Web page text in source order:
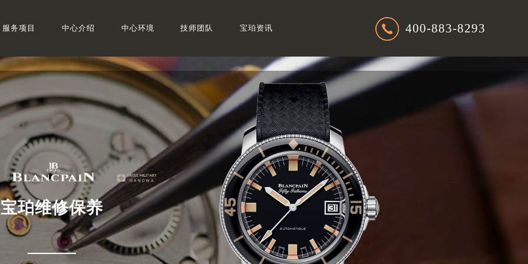
服务项目 中心介绍 中心环境 技师团队 宝珀资讯 400-883-8293
宝珀维修保养